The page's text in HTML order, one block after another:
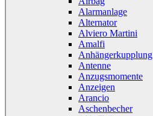
Alarmanlage
Alternator
Alviero Martini
Amalfi
Anhängerkupplung
Antenne
Anzugsmomente
Anzeigen
Arancio
Aschenbecher